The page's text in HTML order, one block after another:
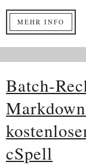
MEHR INFO
Batch-
cSpell